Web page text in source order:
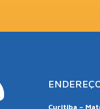
Curitiba –